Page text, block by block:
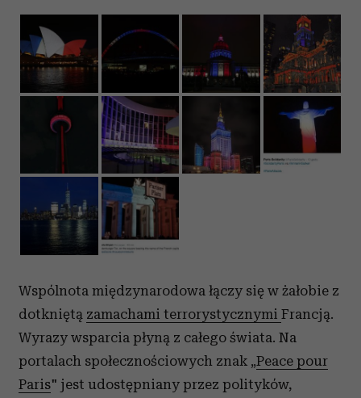
Wspólnota międzynarodowa łączy się w żałobie z
dotkniętą zamachami terrorystycznymi Francją.
Wyrazy wsparcia płyną z całego świata. Na
portalach społecznościowych znak „Peace pour
Paris" jest udostępniany przez polityków,